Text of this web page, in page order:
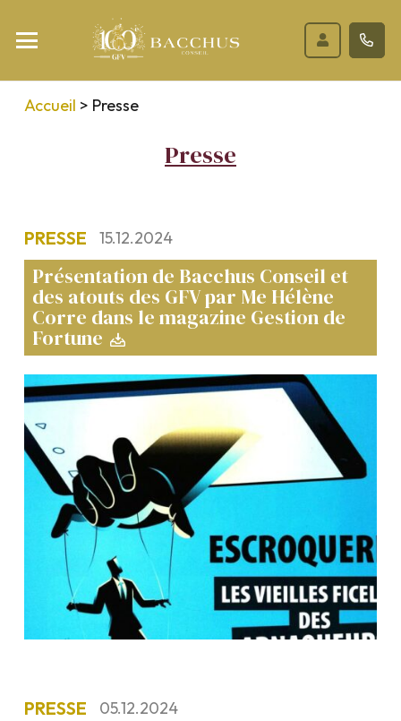
Accueil > Presse
Presse
PRESSE 15.12.2024
Présentation de Bacchus Conseil et
des atouts des GFV par Me Hélène
Corre dans le magazine Gestion de
Fortune
PRESSE 05.12.2024